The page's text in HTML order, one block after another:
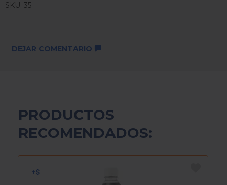
SKU: 35
DEJAR COMENTARIO
PRODUCTOS
RECOMENDADOS: